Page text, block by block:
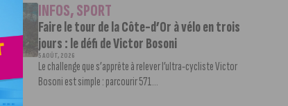
INFOS,SPORT
Faire le tour de la Côte-d’Or à vélo en trois
jours : le défi de Victor Bosoni
5 AOÛT, 2026
Le challenge que s’apprête à relever l’ultra-cycliste Victor
Bosoni est simple : parcourir 571...